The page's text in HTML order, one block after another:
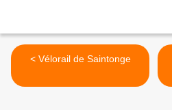
< Vélorail de Saintonge